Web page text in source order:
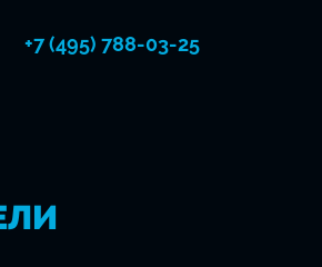
+7 (495) 788-03-25